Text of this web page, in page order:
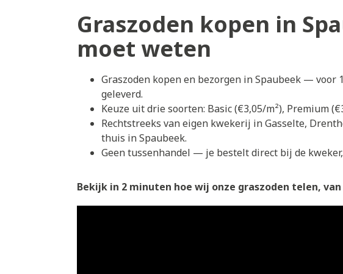
Graszoden kopen in
moet weten
Graszoden kopen en bezorgen in Spaubeek — voor
geleverd.
Keuze uit drie soorten: Basic (€3,05/m²), Premium
Rechtstreeks van eigen kwekerij in Gasselte,
thuis in Spaubeek.
Geen tussenhandel — je bestelt direct bij de
Bekijk in 2 minuten hoe wij onze graszoden telen,